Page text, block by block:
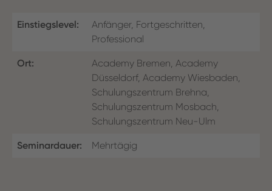
Einstiegslevel:
Anfänger, Fortgeschritten,
Professional
Ort:
Academy Bremen, Academy
Düsseldorf, Academy Wiesbaden,
Schulungszentrum Brehna,
Schulungszentrum Mosbach,
Schulungszentrum Neu-Ulm
Seminardauer: Mehrtägig